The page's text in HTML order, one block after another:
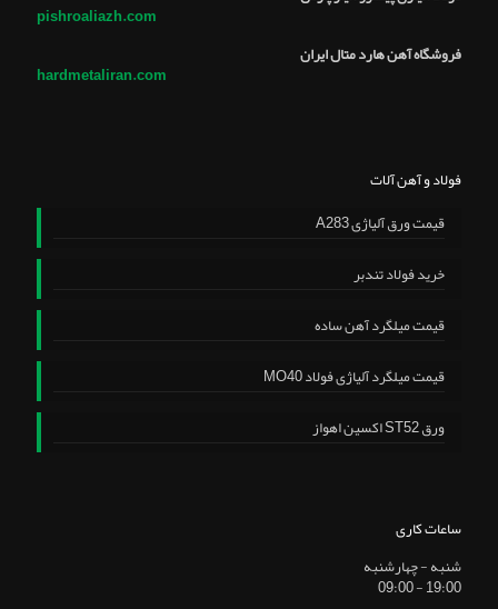
pishroaliazh.com
فروشگاه آهن هارد متال ایران
hardmetaliran.com
فولاد و آهن آلات
قیمت ورق آلیاژی A283
خرید فولاد تندبر
قیمت میلگرد آهن ساده
قیمت میلگرد آلیاژی فولاد MO40
ورق ST52 اکسین اهواز
ساعات کاری
شنبه - چهارشنبه
19:00 - 09:00